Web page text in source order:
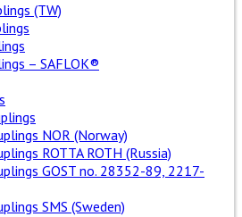
(TW)
– SAFLOK®
NOR (Norway)
ROTTA ROTH (Russia)
GOST no. 28352-89, 2217-
SMS (Sweden)